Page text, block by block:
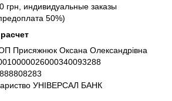
грн, индивидуальные заказы
50%)
Присяжнюк Оксана Олександрівна
УНІВЕРСАЛ БАНК